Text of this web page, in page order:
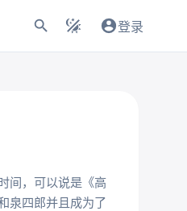
登录
间，可以说是《高
泉四郎并且成为了